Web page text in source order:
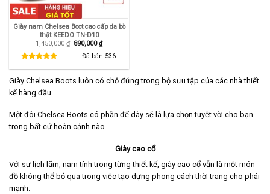
Giày nam Chelsea Boot cao cấp da bò
thật KEEDO TN-D10
1,450,000₫ Giá
890,000₫Giá
hiện
tại
Đã bán 536
Giày Chelsea Boots luôn có chỗ đứng trong bộ sưu tập của các nhà thiết
kế hàng đầu.
Một đôi Chelsea Boots có phần đế dày sẽ là lựa chọn tuyệt vời cho bạn
trong bất cứ hoàn cảnh nào.
Giày cao cổ
Với sự lịch lãm, nam tính trong từng thiết kế, giày cao cổ vẫn là một món
đồ không thể bỏ qua trong việc tạo dựng phong cách thời trang cho phái
mạnh.